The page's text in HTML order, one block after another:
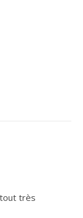
très